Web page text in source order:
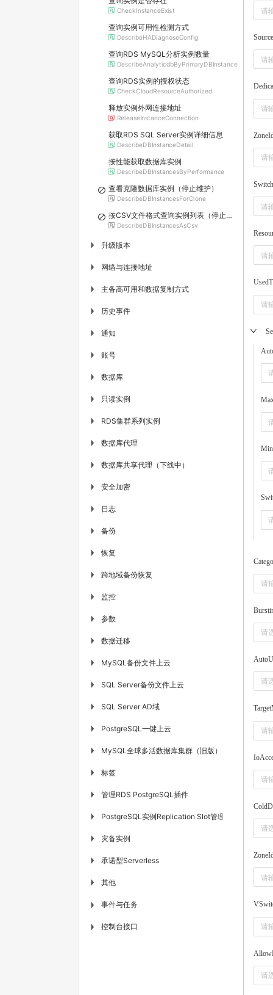
CheckInstanceExist
查询实例可用性检测方式
DescribeHADiagnoseConfig
查询RDS MySQL分析实例数量
DescribeAnalyticdbByPrimaryDBInstance
查询RDS实例的授权状态
CheckCloudResourceAuthorized
释放实例外网连接地址
ReleaseInstanceConnection
获取RDS SQL Server实例详细信息
DescribeDBInstanceDetail
按性能获取数据库实例
DescribeDBInstancesByPerformance
查看克隆数据库实例（停止维护）
DescribeDBInstancesForClone
按CSV文件格式查询实例列表（停止维护）
DescribeDBInstancesAsCsv
▶ 升级版本
▶ 网络与连接地址
▶ 主备高可用和数据复制方式
▶ 历史事件
▶ 通知
▶ 账号
▶ 数据库
▶ 只读实例
▶ RDS集群系列实例
▶ 数据库代理
▶ 数据库共享代理（下线中）
▶ 安全加密
▶ 日志
▶ 备份
▶ 恢复
▶ 跨地域备份恢复
▶ 监控
▶ 参数
▶ 数据迁移
▶ MySQL备份文件上云
▶ SQL Server备份文件上云
▶ SQL Server AD域
▶ PostgreSQL一键上云
▶ MySQL全球多活数据库集群（旧版）
▶ 标签
▶ 管理RDS PostgreSQL插件
▶ PostgreSQL实例Replication Slot管理
▶ 灾备实例
▶ 承诺型Serverless
▶ 其他
▶ 事件与任务
▶ 控制台接口
请
请
请
请